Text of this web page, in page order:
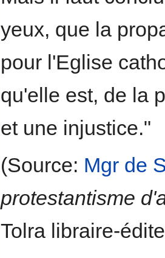
yeux, que la
pour l'Eglise
qu'elle est, de la
et une injustice."
(Source: Mgr de
protestantisme
Tolra libraire-